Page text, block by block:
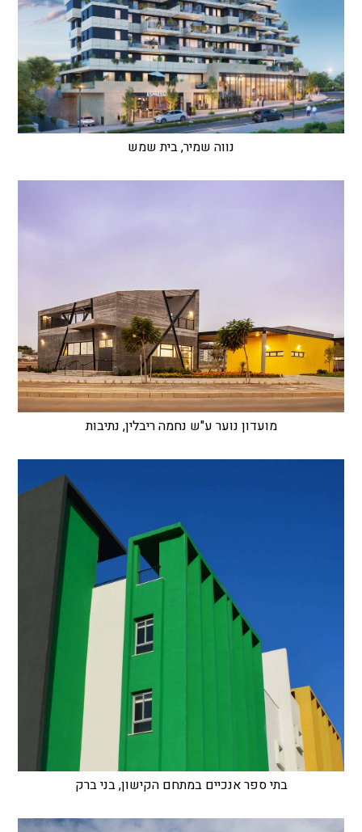
נווה שמיר, בית שמש
מועדון נוער ע"ש נחמה ריבלין, נתיבות
בתי ספר אנכיים במתחם הקישון, בני ברק